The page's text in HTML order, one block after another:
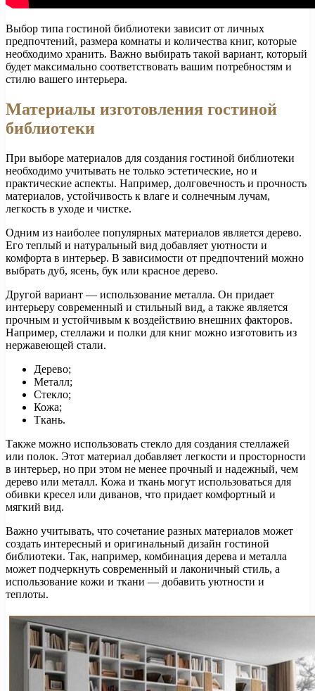
Выбор типа гостиной библиотеки зависит от личных
предпочтений, размера комнаты и количества книг, которые
необходимо хранить. Важно выбирать такой вариант, который
будет максимально соответствовать вашим потребностям и
стилю вашего интерьера.
Материалы изготовления гостиной
библиотеки
При выборе материалов для создания гостиной библиотеки
необходимо учитывать не только эстетические, но и
практические аспекты. Например, долговечность и прочность
материалов, устойчивость к влаге и солнечным лучам,
легкость в уходе и чистке.
Одним из наиболее популярных материалов является дерево.
Его теплый и натуральный вид добавляет уютности и
комфорта в интерьер. В зависимости от предпочтений можно
выбрать дуб, ясень, бук или красное дерево.
Другой вариант — использование металла. Он придает
интерьеру современный и стильный вид, а также является
прочным и устойчивым к воздействию внешних факторов.
Например, стеллажи и полки для книг можно изготовить из
нержавеющей стали.
Дерево;
Металл;
Стекло;
Кожа;
Ткань.
Также можно использовать стекло для создания стеллажей
или полок. Этот материал добавляет легкости и просторности
в интерьер, но при этом не менее прочный и надежный, чем
дерево или металл. Кожа и ткань могут использоваться для
обивки кресел или диванов, что придает комфортный и
мягкий вид.
Важно учитывать, что сочетание разных материалов может
создать интересный и оригинальный дизайн гостиной
библиотеки. Так, например, комбинация дерева и металла
может подчеркнуть современный и лаконичный стиль, а
использование кожи и ткани — добавить уютности и
теплоты.